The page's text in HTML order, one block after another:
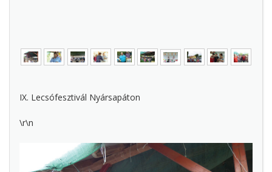
IX. Lecsófesztivál Nyársapáton
\r\n